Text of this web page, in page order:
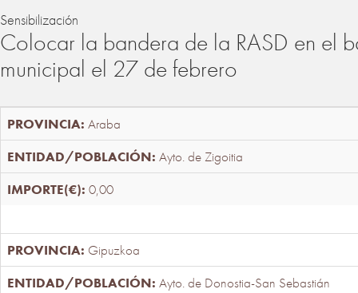
Sensibilización
Colocar la bandera de la RASD en el
municipal el 27 de febrero
Araba
Ayto. de Zigoitia
0,00
Gipuzkoa
Ayto. de Donostia-San Sebastián